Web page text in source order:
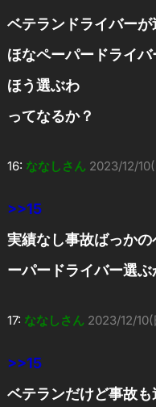
ベテランドライバー
ほなペーパードライ
ほう選ぶわ
ってなるか？
16: ななしさん 2023/12/
>>15
実績なし事故ばっか
ーパードライバー選
17: ななしさん 2023/12/10(
>>15
ベテランだけど事故